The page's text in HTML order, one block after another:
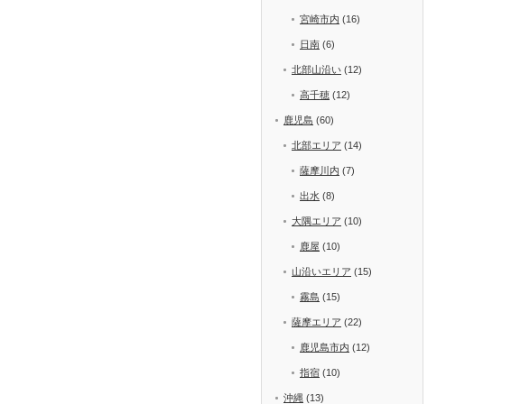
宮崎市内 (16)
日南 (6)
北部山沿い (12)
高千穂 (12)
鹿児島 (60)
北部エリア (14)
薩摩川内 (7)
出水 (8)
大隅エリア (10)
鹿屋 (10)
山沿いエリア (15)
霧島 (15)
薩摩エリア (22)
鹿児島市内 (12)
指宿 (10)
沖縄 (13)